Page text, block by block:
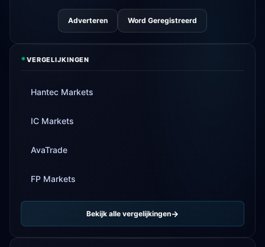
Adverteren Word Geregistreerd
*VERGELIJKINGEN
Hantec Markets
IC Markets
AvaTrade
FP Markets
Bekijk alle vergelijkingen